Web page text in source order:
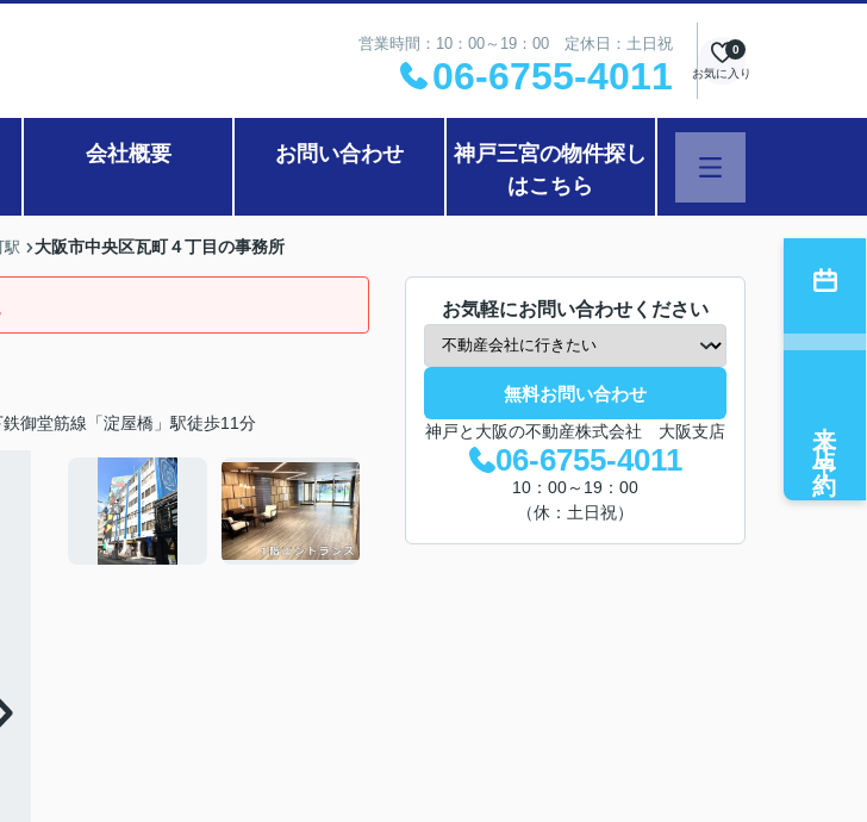
営業時間：10：00～19：00 定休日：土日祝
06-6755-4011 お気に入り
0
会社概要 お問い合わせ
神戸三宮の物件探し
はこちら
駅 大阪市中央区瓦町４丁目の事務所
鉄御堂筋線「淀屋橋」駅徒歩11分
お気軽にお問い合わせください
無料お問い合わせ
神戸と大阪の不動産株式会社 大阪支店
06-6755-4011
10：00～19：00
（休：土日祝）
来店予約